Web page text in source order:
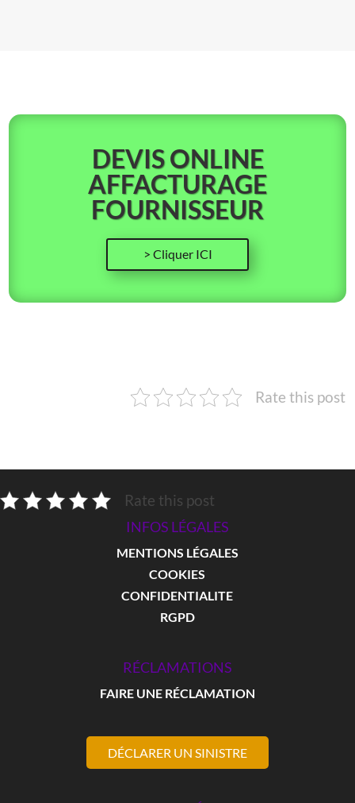
DEVIS ONLINE
AFFACTURAGE
FOURNISSEUR
> Cliquer ICI
Rate this post
Rate this post
INFOS LÉGALES
MENTIONS LÉGALES
COOKIES
CONFIDENTIALITE
RGPD
RÉCLAMATIONS
FAIRE UNE RÉCLAMATION
DÉCLARER UN SINISTRE